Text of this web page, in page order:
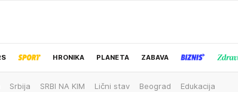
HRONIKA PLANETA ZABAVA
IZBOR UREDNIKA
Srbija SRBI NA KIM Lični stav Beograd Edukacija